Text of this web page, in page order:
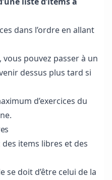
dans l’ordre en allant
pouvez passer à un
dessus plus tard si
d’exercices du
items libres et des
se doit d’être celui de la